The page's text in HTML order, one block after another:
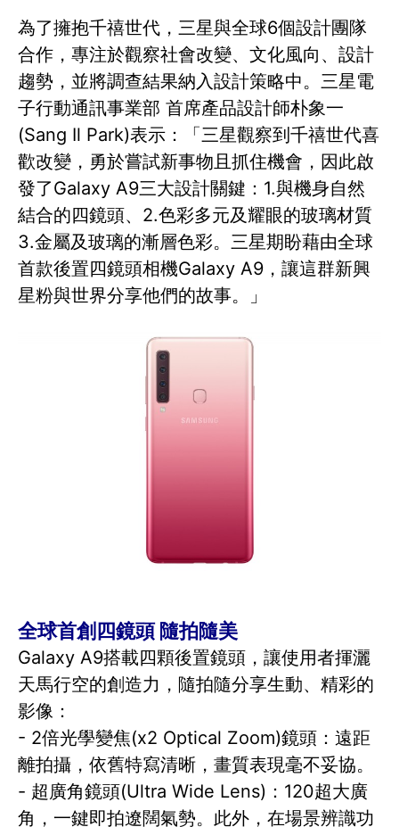
為了擁抱千禧世代，三星與全球6個設計團隊
合作，專注於觀察社會改變、文化風向、設計
趨勢，並將調查結果納入設計策略中。三星電
子行動通訊事業部 首席產品設計師朴象一
(Sang Il Park)表示：「三星觀察到千禧世代喜
歡改變，勇於嘗試新事物且抓住機會，因此啟
發了Galaxy A9三大設計關鍵：1.與機身自然
結合的四鏡頭、2.色彩多元及耀眼的玻璃材質
3.金屬及玻璃的漸層色彩。三星期盼藉由全球
首款後置四鏡頭相機Galaxy A9，讓這群新興
星粉與世界分享他們的故事。」
全球首創四鏡頭 隨拍隨美
Galaxy A9搭載四顆後置鏡頭，讓使用者揮灑
天馬行空的創造力，隨拍隨分享生動、精彩的
影像：
- 2倍光學變焦(x2 Optical Zoom)鏡頭：遠距
離拍攝，依舊特寫清晰，畫質表現毫不妥協。
- 超廣角鏡頭(Ultra Wide Lens)：120超大廣
角，一鍵即拍遼闊氣勢。此外，在場景辨識功